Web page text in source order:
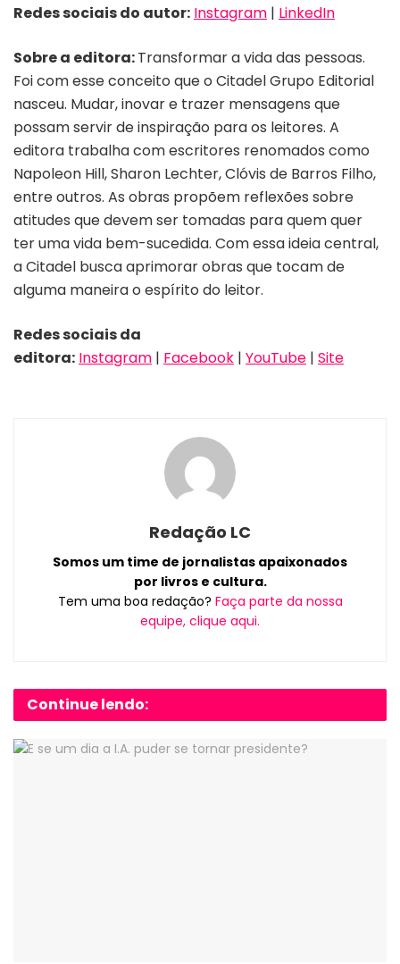
Redes sociais do autor: Instagram | LinkedIn
Sobre a editora:Transformar a vida das pessoas.
Foi com esse conceito que o Citadel Grupo Editorial
nasceu. Mudar, inovar e trazer mensagens que
possam servir de inspiração para os leitores. A
editora trabalha com escritores renomados como
Napoleon Hill, Sharon Lechter, Clóvis de Barros Filho,
entre outros. As obras propõem reflexões sobre
atitudes que devem ser tomadas para quem quer
ter uma vida bem-sucedida. Com essa ideia central,
a Citadel busca aprimorar obras que tocam de
alguma maneira o espírito do leitor.
Redes sociais da
editora: Instagram | Facebook | YouTube | Site
Redação LC
Somos um time de jornalistas apaixonados
por livros e cultura.
Tem uma boa redação? Faça parte da nossa
equipe, clique aqui.
Continue lendo: